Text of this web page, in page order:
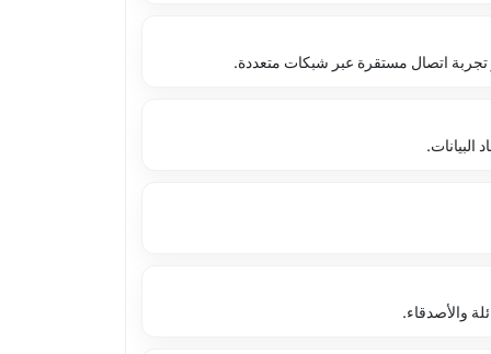
تجربة اتصال مستقرة عبر شبكات متعددة.